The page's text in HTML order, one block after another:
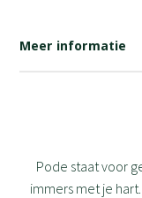
Meer informatie
Pode staat voor
immers met je